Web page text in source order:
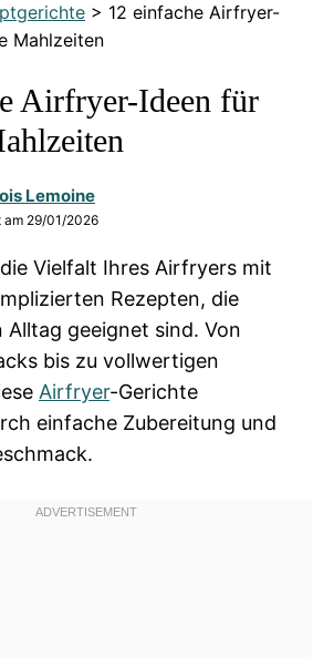
> 12 einfache Airfryer-
Mahlzeiten
Airfryer-Ideen für
Lemoine
am 29/01/2026
Vielfalt Ihres Airfryers mit
Rezepten, die
geeignet sind. Von
bis zu vollwertigen
Airfryer-Gerichte
einfache Zubereitung und